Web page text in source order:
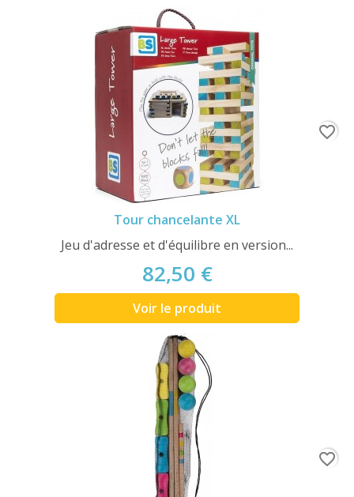
Tour chancelante XL
Jeu d'adresse et d'équilibre en version...
82,50 €
Voir le produit
favorite_border
favorite_border